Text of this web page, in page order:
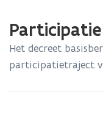
bevindt
op:
Het decreet
participatietraject